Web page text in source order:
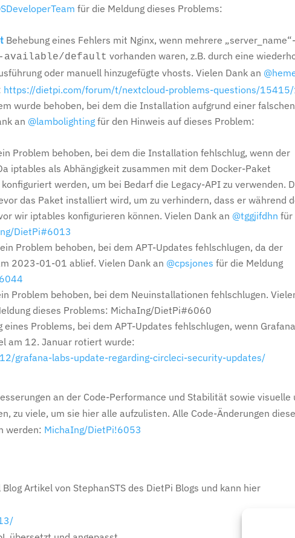
für die Meldung dieses Problems:
Behebung eines Fehlers mit Nginx, wenn mehrere „server_name“-
default vorhanden waren, z.B. durch eine
oder manuell hinzugefügte vhosts. Vielen Dank an
https://dietpi.com/forum/t/nextcloud-problems-questions/
wurde behoben, bei dem die Installation aufgrund einer falschen
an @lambolighting für den Hinweis auf dieses Problem:
Problem behoben, bei dem die Installation fehlschlug, wenn der
iptables als Abhängigkeit zusammen mit dem Docker-Paket
werden, um bei Bedarf die Legacy-API zu verwenden.
das Paket installiert wird, um zu verhindern, dass er während
wir iptables konfigurieren können. Vielen Dank an @tggjifdhn für
DietPi#6013
Problem behoben, bei dem APT-Updates fehlschlugen, da der
2023-01-01 ablief. Vielen Dank an @cpsjones für die Meldung
Problem behoben, bei dem Neuinstallationen fehlschlugen.
dieses Problems: MichaIng/DietPi#6060
Problems, bei dem APT-Updates fehlschlugen, wenn Grafana
am 12. Januar rotiert wurde:
grafana-labs-update-regarding-circleci-security-updates/
an der Code-Performance und Stabilität sowie visuelle
zu viele, um sie hier alle aufzulisten. Alle Code-Änderungen
werden: MichaIng/DietPi!6053
Artikel von StephanSTS des DietPi Blogs und kann hier